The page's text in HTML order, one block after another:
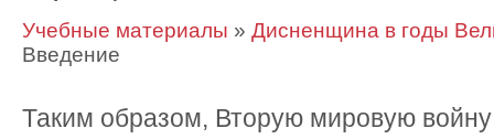
Учебные материалы » Дисненщина в годы
Введение
Таким образом, Вторую мировую